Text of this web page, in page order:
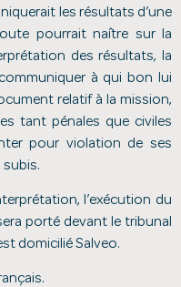
les résultats d’une
pourrait naître sur la
des résultats, la
à qui bon lui
relatif à la mission,
tant pénales que civiles
pour violation de ses
subis.
l’exécution du
porté devant le tribunal
domicilié Salveo.